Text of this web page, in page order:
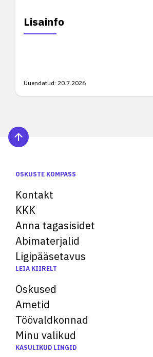
Lisainfo
Uuendatud: 20.7.2026
OSKUSTE KOMPASS
Kontakt
KKK
Anna tagasisidet
Abimaterjalid
Ligipääsetavus
LEIA KIIRELT
Oskused
Ametid
Töövaldkonnad
Minu valikud
KASULIKUD LINGID